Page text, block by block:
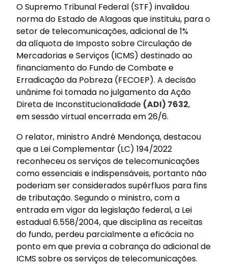
O Supremo Tribunal Federal (STF) invalidou
norma do Estado de Alagoas que instituiu, para o
setor de telecomunicações, adicional de 1%
da alíquota de Imposto sobre Circulação de
Mercadorias e Serviços (ICMS) destinado ao
financiamento do Fundo de Combate e
Erradicação da Pobreza (FECOEP). A decisão
unânime foi tomada no julgamento da Ação
Direta de Inconstitucionalidade (ADI) 7632,
em sessão virtual encerrada em 26/6.
O relator, ministro André Mendonça, destacou
que a Lei Complementar (LC) 194/2022
reconheceu os serviços de telecomunicações
como essenciais e indispensáveis, portanto não
poderiam ser considerados supérfluos para fins
de tributação. Segundo o ministro, com a
entrada em vigor da legislação federal, a Lei
estadual 6.558/2004, que disciplina as receitas
do fundo, perdeu parcialmente a eficácia no
ponto em que previa a cobrança do adicional de
ICMS sobre os serviços de telecomunicações.